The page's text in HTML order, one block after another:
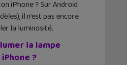
iPhone ? Sur Android
il n’est pas encore
la luminosité.
la lampe
?